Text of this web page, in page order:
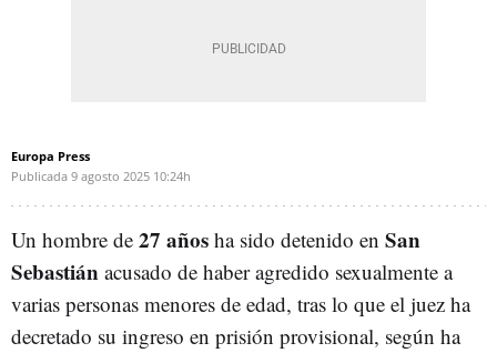
Europa Press
Publicada 9 agosto 2025 10:24h
Un hombre de 27 años ha sido detenido en San
Sebastián acusado de haber agredido sexualmente a
varias personas menores de edad, tras lo que el juez ha
decretado su ingreso en prisión provisional, según ha